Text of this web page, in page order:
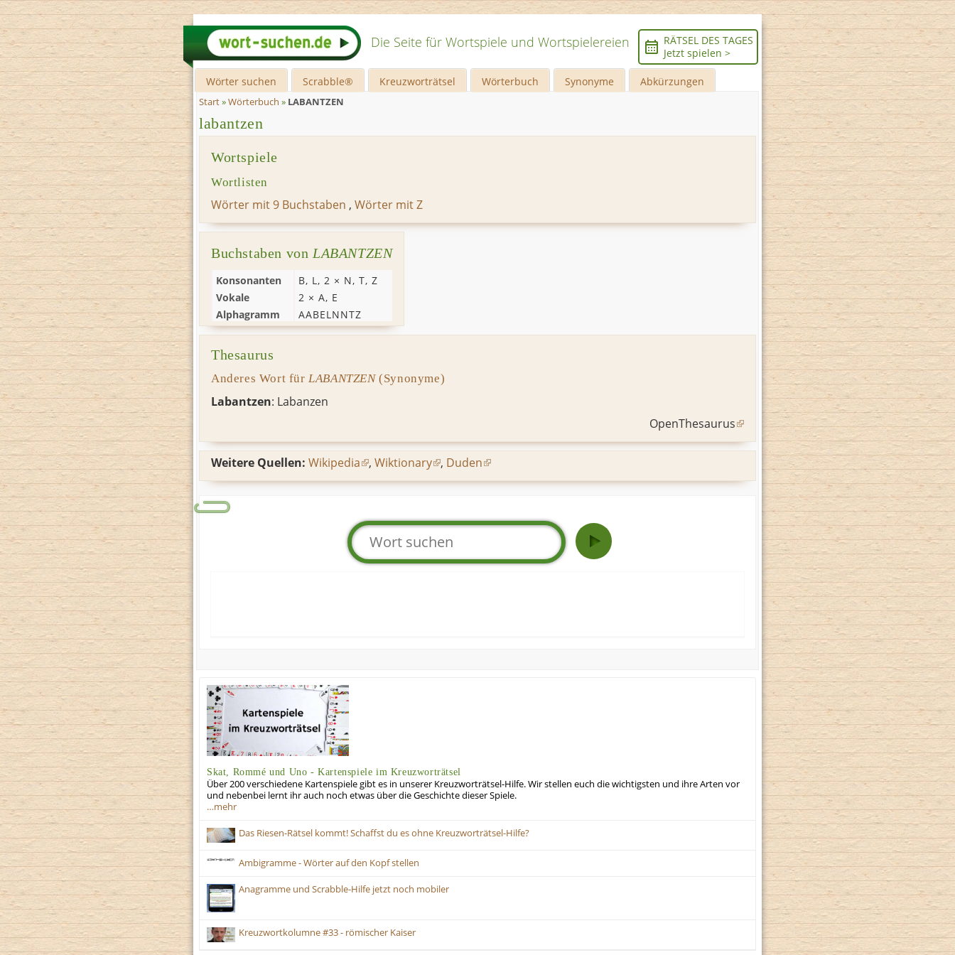
Die Seite für Wortspiele und Wortspielereien
RÄTSEL DES TAGES
Jetzt spielen >
Wörter suchen Scrabble® Kreuzworträtsel Wörterbuch Synonyme Abkürzungen
Start»Wörterbuch » LABANTZEN
labantzen
Wortspiele
Wortlisten
Wörter mit 9 Buchstaben , Wörter mit Z
Buchstaben von LABANTZEN
Konsonanten B, L, 2 × N, T, Z
Vokale
2 × A, E
Alphagramm
AABELNNTZ
Thesaurus
Anderes Wort fürLABANTZEN(Synonyme)
Labantzen: Labanzen
OpenThesaurus
Weitere Quellen: Wikipedia , Wiktionary , Duden
Skat, Rommé und Uno - Kartenspiele im Kreuzworträtsel
Über 200 verschiedene Kartenspiele gibt es in unserer Kreuzworträtsel-Hilfe. Wir stellen euch die wichtigsten und ihre Arten vor
und nebenbei lernt ihr auch noch etwas über die Geschichte dieser Spiele.
…mehr
Das Riesen-Rätsel kommt! Schaffst du es ohne Kreuzworträtsel-Hilfe?
Ambigramme - Wörter auf den Kopf stellen
Anagramme und Scrabble-Hilfe jetzt noch mobiler
Kreuzwortkolumne #33 - römischer Kaiser